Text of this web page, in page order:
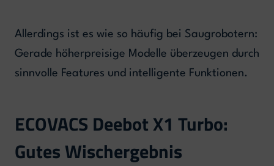
Allerdings ist es wie so häufig bei Saugrobotern:
Gerade höherpreisige Modelle überzeugen durch
sinnvolle Features und intelligente Funktionen.
ECOVACS Deebot X1 Turbo:
Gutes Wischergebnis